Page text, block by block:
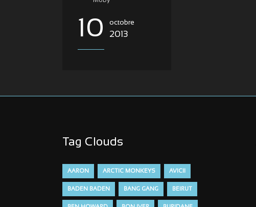
10 octobre
2013
Tag Clouds
AARON ARCTIC MONKEYS AVICII
BADEN BADEN BANG GANG BEIRUT